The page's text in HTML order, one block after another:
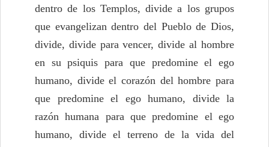
dentro de los Templos, divide a los grupos
que evangelizan dentro del Pueblo de Dios,
divide, divide para vencer, divide al hombre
en su psiquis para que predomine el ego
humano, divide el corazón del hombre para
que predomine el ego humano, divide la
razón humana para que predomine el ego
humano, divide el terreno de la vida del